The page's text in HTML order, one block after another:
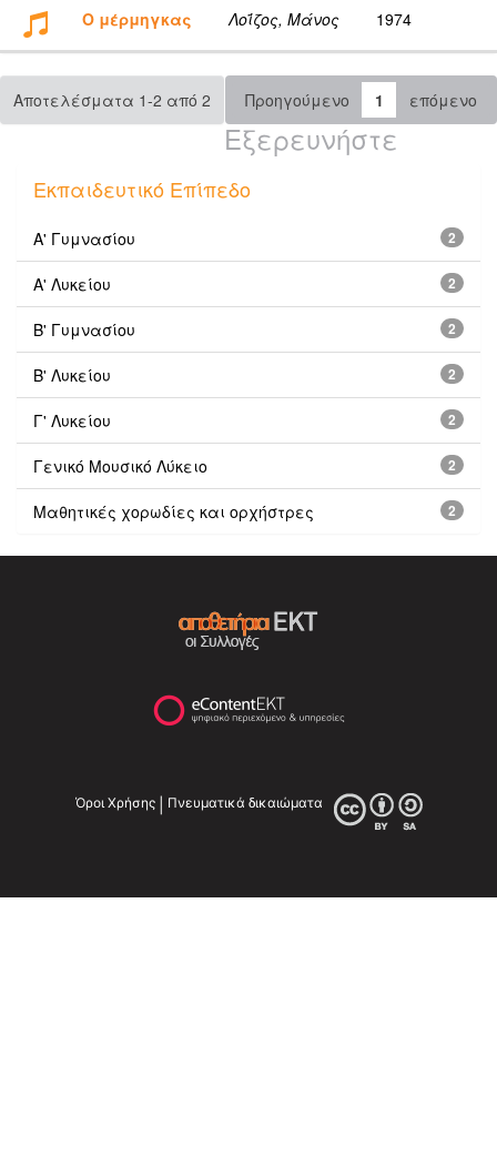
Ο μέρμηγκας Λοΐζος, Μάνος 1974
Αποτελέσματα 1-2 από 2 Προηγούμενο 1 επόμενο
Εξερευνήστε
Εκπαιδευτικό Επίπεδο
2
Α' Γυμνασίου
2
Α' Λυκείου
2
Β' Γυμνασίου
2
Β' Λυκείου
2
Γ' Λυκείου
2
Γενικό Μουσικό Λύκειο
2
Μαθητικές χορωδίες και ορχήστρες